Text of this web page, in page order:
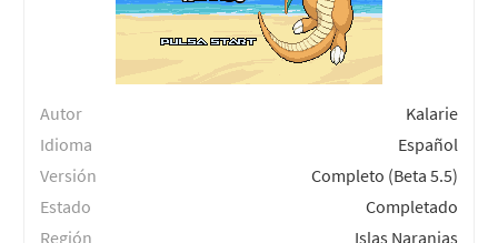
Autor
Kalarie
Idioma
Español
Versión
Completo (Beta 5.5)
Estado
Completado
Región
Islas Naranjas